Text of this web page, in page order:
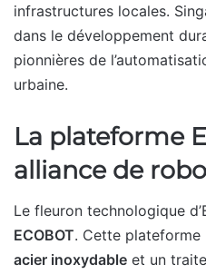
infrastructures locales.
dans le développement
pionnières de
urbaine.
La plateforme
alliance de
Le fleuron technologique
ECOBOT. Cette plateforme
acier inoxydable et un